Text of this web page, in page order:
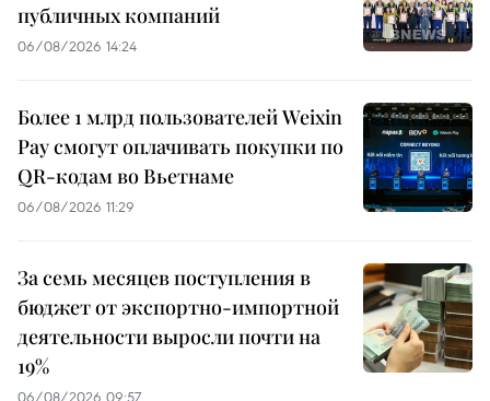
публичных компаний
06/08/2026 14:24
Более 1 млрд пользователей Weixin
Pay смогут оплачивать покупки по
QR-кодам во Вьетнаме
06/08/2026 11:29
За семь месяцев поступления в
бюджет от экспортно-импортной
деятельности выросли почти на
19%
06/08/2026 09:57